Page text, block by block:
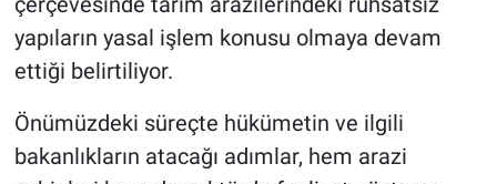
yapıların yasal işlem konusu olmaya devam
ettiği belirtiliyor.
Önümüzdeki süreçte hükümetin ve ilgili
bakanlıkların atacağı adımlar, hem arazi